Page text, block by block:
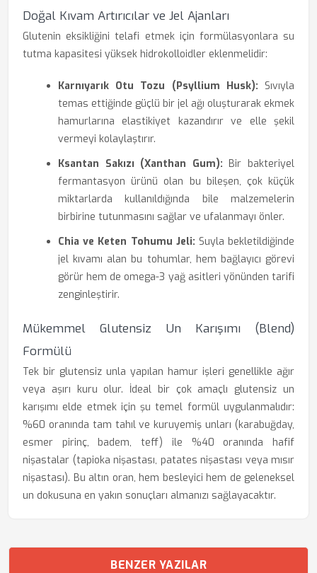
Doğal Kıvam Artırıcılar ve Jel Ajanları
Glutenin eksikliğini telafi etmek için formülasyonlara su
tutma kapasitesi yüksek hidrokolloidler eklenmelidir:
Karnıyarık Otu Tozu (Psyllium Husk): Sıvıyla
temas ettiğinde güçlü bir jel ağı oluşturarak ekmek
hamurlarına elastikiyet kazandırır ve elle şekil
vermeyi kolaylaştırır.
Ksantan Sakızı (Xanthan Gum): Bir bakteriyel
fermantasyon ürünü olan bu bileşen, çok küçük
miktarlarda kullanıldığında bile malzemelerin
birbirine tutunmasını sağlar ve ufalanmayı önler.
Chia ve Keten Tohumu Jeli: Suyla bekletildiğinde
jel kıvamı alan bu tohumlar, hem bağlayıcı görevi
görür hem de omega-3 yağ asitleri yönünden tarifi
zenginleştirir.
Mükemmel Glutensiz Un Karışımı (Blend)
Formülü
Tek bir glutensiz unla yapılan hamur işleri genellikle ağır
veya aşırı kuru olur. İdeal bir çok amaçlı glutensiz un
karışımı elde etmek için şu temel formül uygulanmalıdır:
%60 oranında tam tahıl ve kuruyemiş unları (karabuğday,
esmer pirinç, badem, teff) ile %40 oranında hafif
nişastalar (tapioka nişastası, patates nişastası veya mısır
nişastası). Bu altın oran, hem besleyici hem de geleneksel
un dokusuna en yakın sonuçları almanızı sağlayacaktır.
BENZER YAZILAR